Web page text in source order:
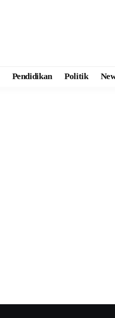
Pendidikan Politik